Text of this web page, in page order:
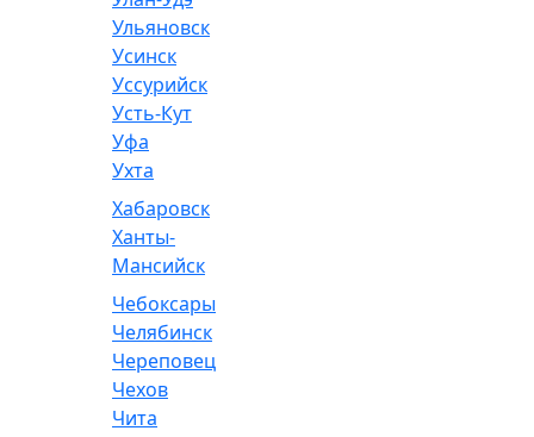
Ульяновск
Усинск
Уссурийск
Усть-Кут
Уфа
Ухта
Хабаровск
Ханты-
Мансийск
Чебоксары
Челябинск
Череповец
Чехов
Чита